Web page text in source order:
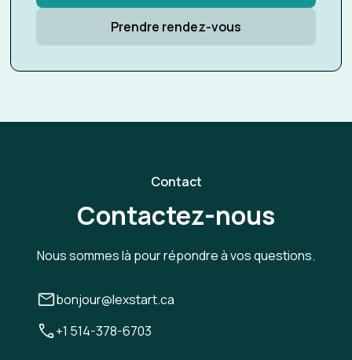
Prendre rendez-vous
Contact
Contactez-nous
Nous sommes là pour répondre à vos questions.
bonjour@lexstart.ca
+1 514-378-6703